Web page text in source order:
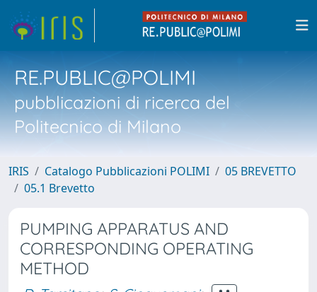
RE.PUBLIC@POLIMI
pubblicazioni di ricerca del
Politecnico di Milano
IRIS Catalogo Pubblicazioni POLIMI
05 BREVETTO
05.1 Brevetto
PUMPING APPARATUS AND
CORRESPONDING OPERATING
METHOD